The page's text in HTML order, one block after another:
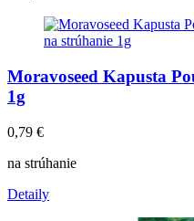
Moravoseed Kapusta
1g
0,79 €
na strúhanie
Detaily